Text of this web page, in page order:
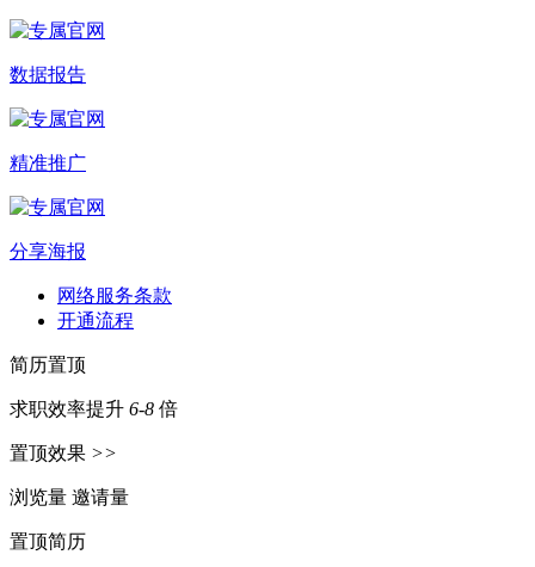
数据报告
精准推广
分享海报
网络服务条款
开通流程
简历置顶
求职效率提升 6-8 倍
置顶效果 >>
浏览量 邀请量
置顶简历